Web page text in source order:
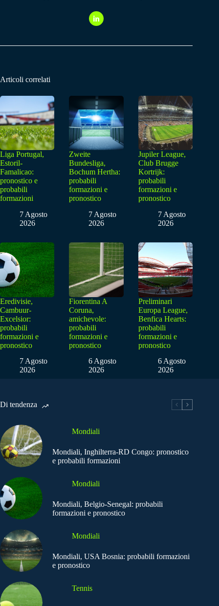
Articoli correlati
Liga Portugal,
Estoril-
Famalicao:
pronostico e
probabili
formazioni
7 Agosto
2026
Zweite
Bundesliga,
Bochum Hertha:
probabili
formazioni e
pronostico
7 Agosto
2026
Jupiler League,
Club Brugge
Kortrijk:
probabili
formazioni e
pronostico
7 Agosto
2026
Eredivisie,
Cambuur-
Excelsior:
probabili
formazioni e
pronostico
7 Agosto
2026
Fiorentina A
Coruna,
amichevole:
probabili
formazioni e
pronostico
6 Agosto
2026
Preliminari
Europa League,
Benfica Hearts:
probabili
formazioni e
pronostico
6 Agosto
2026
Di tendenza
Mondiali
Mondiali, Inghilterra-RD Congo: pronostico
e probabili formazioni
Mondiali
Mondiali, Belgio-Senegal: probabili
formazioni e pronostico
Mondiali
Mondiali, USA Bosnia: probabili formazioni
e pronostico
Tennis